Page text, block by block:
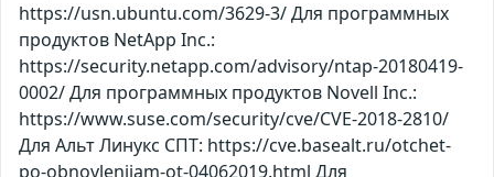
https://usn.ubuntu.com/3629-3/ Для программных
продуктов NetApp Inc.:
https://security.netapp.com/advisory/ntap-20180419-
0002/ Для программных продуктов Novell Inc.:
https://www.suse.com/security/cve/CVE-2018-2810/
Для Альт Линукс СПТ: https://cve.basealt.ru/otchet-
po-obnovleniiam-ot-04062019.html Для